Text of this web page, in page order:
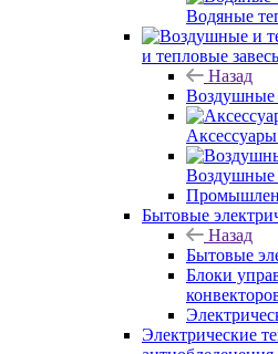
Водяные
и тепловые
Назад
Воздушные
Воздушные
Бытовые
Назад
Бытовые
Блоки
Электрические